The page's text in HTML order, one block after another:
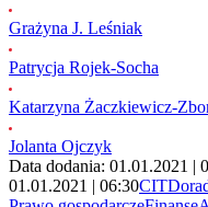
Grażyna J. Leśniak
Patrycja Rojek-Socha
Katarzyna Żaczkiewicz-
Jolanta Ojczyk
Data dodania: 01.01.2021 |
01.01.2021 | 06:30CIT